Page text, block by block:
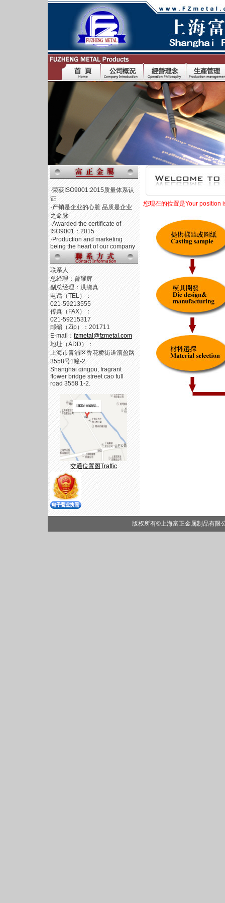
·荣获ISO9001:2015质量体系认
证
·产销是企业的心脏 品质是企业
之命脉
·Awarded the certificate of
ISO9001：2015
·Production and marketing
being the heart of our company
联系人
总经理：曾耀辉
副总经理：洪淑真
电话（TEL）：
021-59213555
传真（FAX）：
021-59215317
邮编（Zip）：201711
E-mail：fzmetal@fzmetal.com
地址（ADD）：
上海市青浦区香花桥街道漕盈路
3558号1幢-2
Shanghai qingpu, fragrant
flower bridge street cao full
road 3558 1-2.
交通位置图Traffic
您现在的位置是Your position
版权所有©上海富正金属制品有